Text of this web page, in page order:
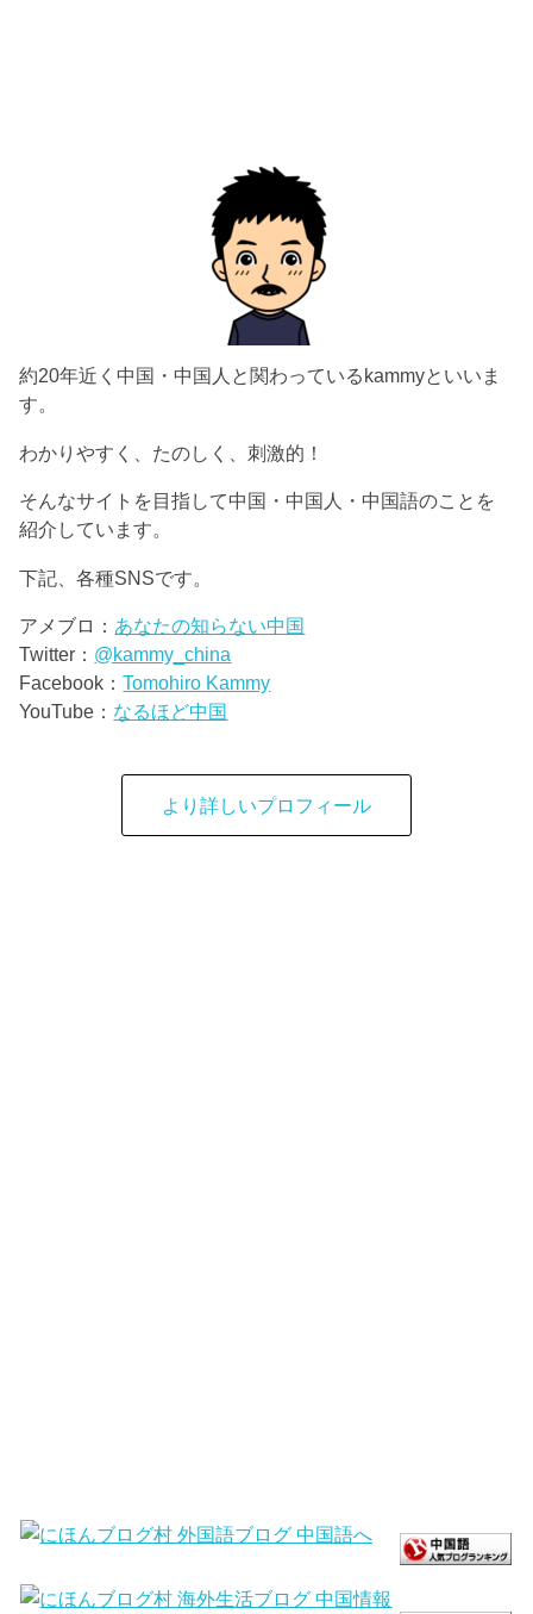
約20年近く中国・中国人と関わっているkammyといいま
す。
わかりやすく、たのしく、刺激的！
そんなサイトを目指して中国・中国人・中国語のことを
紹介しています。
下記、各種SNSです。
アメブロ： あなたの知らない中国
Twitter： @kammy_china
Facebook：Tomohiro Kammy
YouTube： なるほど中国
より詳しいプロフィール